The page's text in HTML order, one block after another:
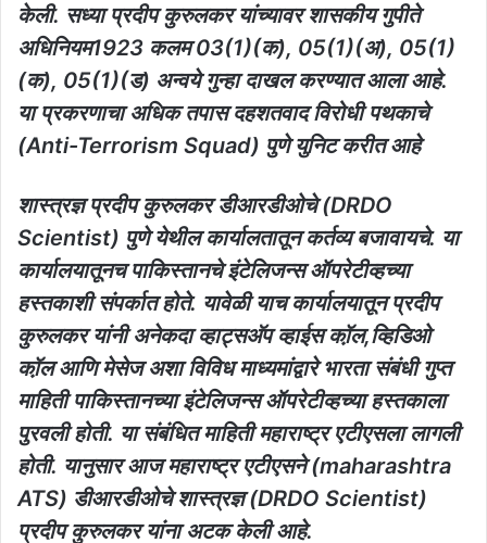
केली. सध्या प्रदीप कुरुलकर यांच्यावर शासकीय गुपीते
अधिनियम1923 कलम 03(1)(क), 05(1)(अ), 05(1)
(क), 05(1)(ड) अन्वये गुन्हा दाखल करण्यात आला आहे.
या प्रकरणाचा अधिक तपास दहशतवाद विरोधी पथकाचे
(Anti-Terrorism Squad) पुणे युनिट करीत आहे
शास्त्रज्ञ प्रदीप कुरुलकर डीआरडीओचे (DRDO
Scientist) पुणे येथील कार्यालतातून कर्तव्य बजावायचे. या
कार्यालयातूनच पाकिस्तानचे इंटेलिजन्स ऑपरेटीव्हच्या
हस्तकाशी संपर्कात होते. यावेळी याच कार्यालयातून प्रदीप
कुरुलकर यांनी अनेकदा व्हाट्सअ‍ॅप व्हाईस कॉ़ल,व्हिडिओ
कॉ़ल आणि मेसेज अशा विविध माध्यमांद्वारे भारता संबंधी गुप्त
माहिती पाकिस्तानच्या इंटेलिजन्स ऑपरेटीव्हच्या हस्तकाला
पुरवली होती. या संबंधित माहिती महाराष्ट्र एटीएसला लागली
होती. यानुसार आज महाराष्ट्र एटीएसने (maharashtra
ATS) डीआरडीओचे शास्त्रज्ञ (DRDO Scientist)
प्रदीप कुरुलकर यांना अटक केली आहे.